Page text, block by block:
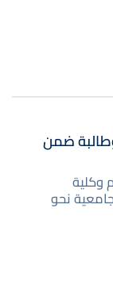
100 طالب وطالبة ضمن
نحو